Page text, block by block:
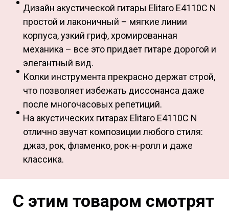
Дизайн акустической гитары Elitaro E4110C N
простой и лаконичный – мягкие линии
корпуса, узкий гриф, хромированная
механика – все это придает гитаре дорогой и
элегантный вид.
Колки инструмента прекрасно держат строй,
что позволяет избежать диссонанса даже
после многочасовых репетиций.
На акустических гитарах Elitaro E4110C N
отлично звучат композиции любого стиля:
джаз, рок, фламенко, рок-н-ролл и даже
классика.
С этим товаром смотрят